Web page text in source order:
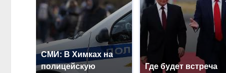
СМИ: В Химках на
полицейскую
Где будет встреча